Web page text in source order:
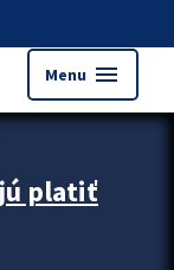
Menu menu
platiť